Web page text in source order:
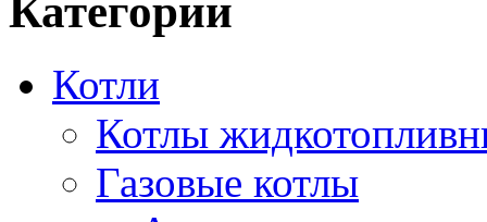
Категории
Котли
Котлы
Газовые котлы